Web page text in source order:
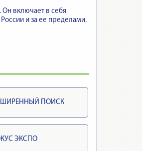
Он включает в себя
и за ее пределами.
ПОИСК
ЭКСПО